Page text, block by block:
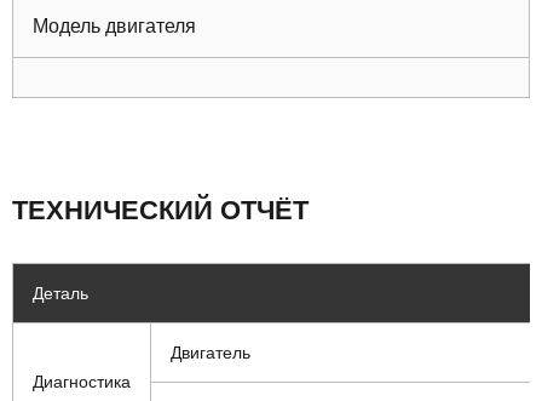
Модель двигателя
ТЕХНИЧЕСКИЙ ОТЧЁТ
Деталь
Диагностика
Двигатель